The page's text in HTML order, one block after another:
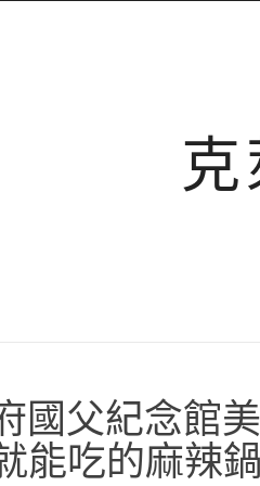
國父紀念館
能吃的麻辣